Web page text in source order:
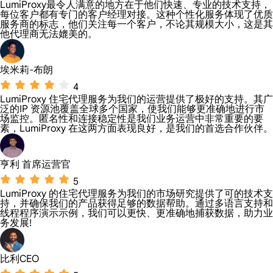
LumiProxy最令人满意的地方在于他们快速、专业的技术支持，
每位客户都有专门的客户经理对接。这种个性化服务体现了优质
服务商的标志，他们关注每一个客户，不论其规模大小，这是其
他代理商无法媲美的。
埃米莉-布朗
4
LumiProxy 住宅代理服务为我们的运营提供了极好的支持。其广
泛的IP 资源池覆盖全球多个国家，使我们能够更准确地进行市
场监控。匿名性和连接稳定性是我们业务运营中非常重要的要
素，LumiProxy 在这两方面表现良好，是我们的首选合作伙伴。
亨利 首席运营官
5
LumiProxy 的住宅代理服务为我们的市场研究提供了可的技术支
持，并确保我们的产品获得足够的数据帮助。通过多语言支持和
线程程序演示示例，我们可以更快、更准确地捕获数据，助力业
务发展!
比利CEO